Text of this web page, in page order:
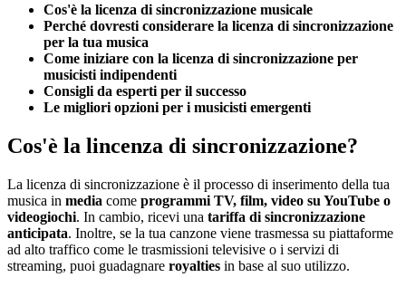
Cos'è la licenza di sincronizzazione musicale
Perché dovresti considerare la licenza di sincronizzazione
per la tua musica
Come iniziare con la licenza di sincronizzazione per
musicisti indipendenti
Consigli da esperti per il successo
Le migliori opzioni per i musicisti emergenti
Cos'è la lincenza di sincronizzazione?
La licenza di sincronizzazione è il processo di inserimento della tua
musica in media come programmi TV, film, video su YouTube o
videogiochi. In cambio, ricevi una tariffa di sincronizzazione
anticipata. Inoltre, se la tua canzone viene trasmessa su piattaforme
ad alto traffico come le trasmissioni televisive o i servizi di
streaming, puoi guadagnare royalties in base al suo utilizzo.